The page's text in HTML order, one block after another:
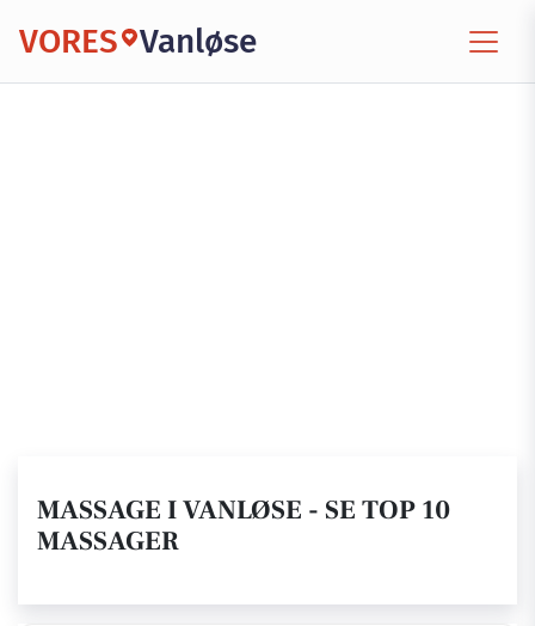
VORES Vanløse
MASSAGE I VANLØSE - SE TOP 10
MASSAGER